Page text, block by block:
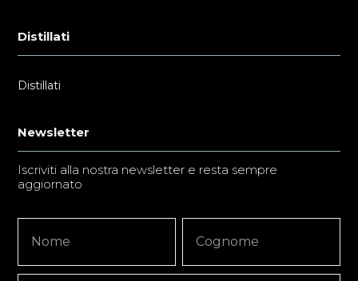
Distillati
Distillati
Newsletter
Iscriviti alla nostra newsletter e resta sempre
aggiornato
Signup
Copy